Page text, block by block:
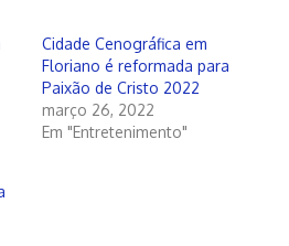
Cidade Cenográfica em
Floriano é reformada para
Paixão de Cristo 2022
março 26, 2022
Em "Entretenimento"